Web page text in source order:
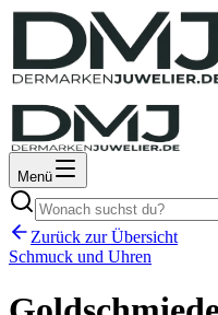
Menü
Zurück zur Übersicht
Schmuck und Uhren